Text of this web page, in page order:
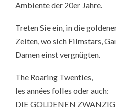
Ambiente der 20er Jahre.
Treten Sie ein, in die
Zeiten, wo sich Filmstars,
Damen einst vergnügten.
The Roaring Twenties,
les années folles oder auch:
DIE GOLDENEN